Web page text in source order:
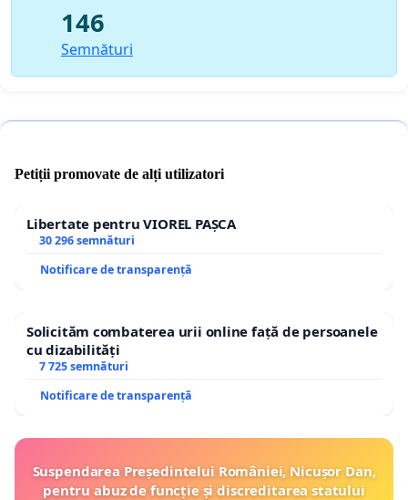
146
Semnături
Petiții promovate de alți utilizatori
Libertate pentru VIOREL PAȘCA
30 296 semnături
Notificare de transparență
Solicităm combaterea urii online față de persoanele
cu dizabilități
7 725 semnături
Notificare de transparență
Suspendarea Președintelui României, Nicușor Dan,
pentru abuz de funcție și discreditarea statului